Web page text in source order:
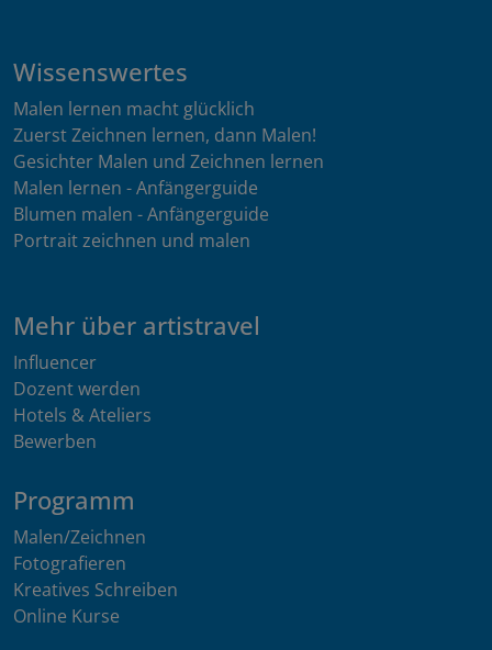
Wissenswertes
Malen lernen macht glücklich
Zuerst Zeichnen lernen, dann Malen!
Gesichter Malen und Zeichnen lernen
Malen lernen - Anfängerguide
Blumen malen - Anfängerguide
Portrait zeichnen und malen
Mehr über artistravel
Influencer
Dozent werden
Hotels & Ateliers
Bewerben
Programm
Malen/Zeichnen
Fotografieren
Kreatives Schreiben
Online Kurse